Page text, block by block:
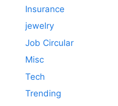
Insurance
jewelry
Job Circular
Misc
Tech
Trending